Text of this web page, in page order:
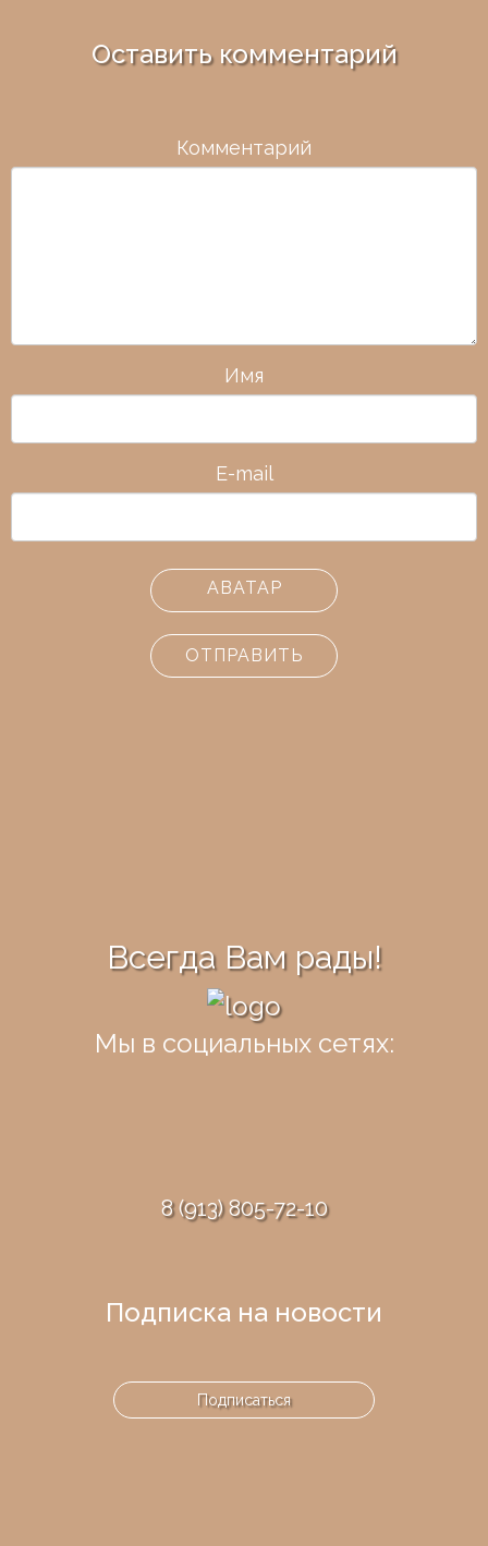
Оставить комментарий
Комментарий
Имя
E-mail
АВАТАР
ОТПРАВИТЬ
Всегда Вам рады!
Мы в социальных сетях:
8 (913) 805-72-10
Подписка на новости